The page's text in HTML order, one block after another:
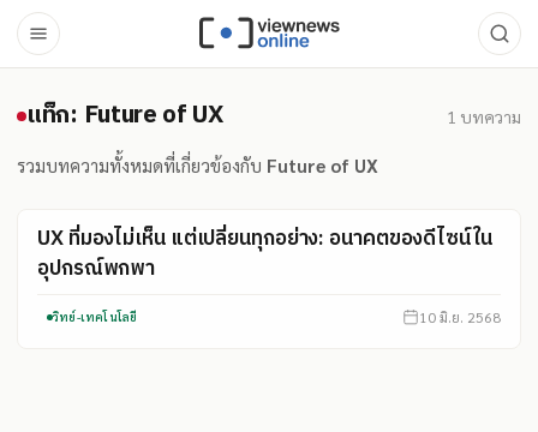
แท็ก: Future of UX
แท็ก: Future of UX 1 บทความ
รวมบทความทั้งหมดที่เกี่ยวข้องกับ Future of UX
UX ที่มองไม่เห็น แต่เปลี่ยนทุกอย่าง: อนาคตของดีไซน์ใน
อุปกรณ์พกพา
วิทย์-เทคโนโลยี 10 มิ.ย. 2568